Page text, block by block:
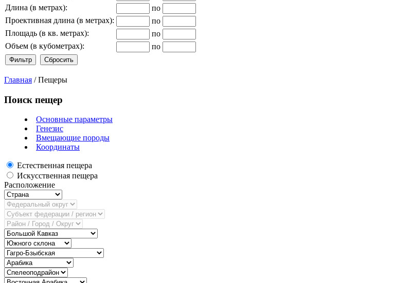
Длина (в метрах):
по
Проективная длина (в метрах):
по
Площадь (в кв. метрах):
по
Объем (в кубометрах):
по
Главная / Пещеры
Поиск пещер
Основные параметры
Генезис
Вмещающие породы
Координаты
Естественная пещера
Искусственная пещера
Расположение